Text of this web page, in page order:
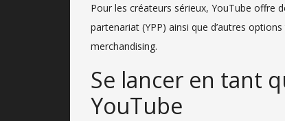
Pour les créateurs sérieux, YouTube offre
partenariat (YPP) ainsi que d’autres
merchandising.
Se lancer en tant
YouTube